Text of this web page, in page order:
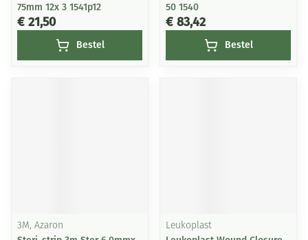
75mm 12x 3 1541p12
€ 21,50
Bestel
50 1540
€ 83,42
Bestel
3M, Azaron Leukoplast